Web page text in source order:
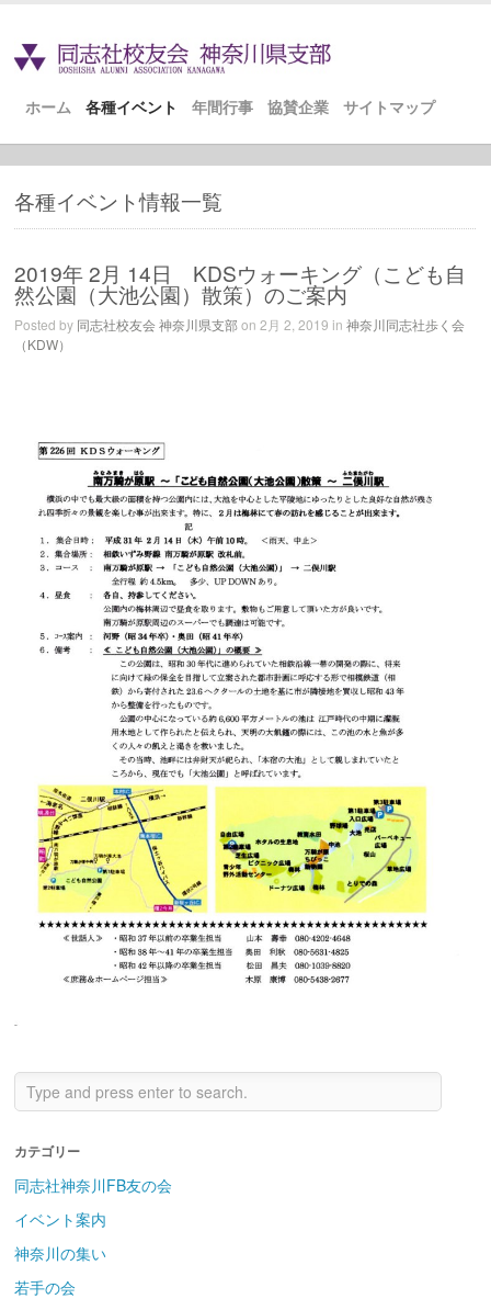
ホーム 各種イベント 年間行事 協賛企業 サイトマップ
各種イベント情報一覧
2019年 2月 14日 KDSウォーキング（こども自
然公園（大池公園）散策）のご案内
Posted by 同志社校友会 神奈川県支部on 2月 2, 2019 in神奈川同志社歩く会
（KDW）
カテゴリー
同志社神奈川FB友の会
イベント案内
神奈川の集い
若手の会